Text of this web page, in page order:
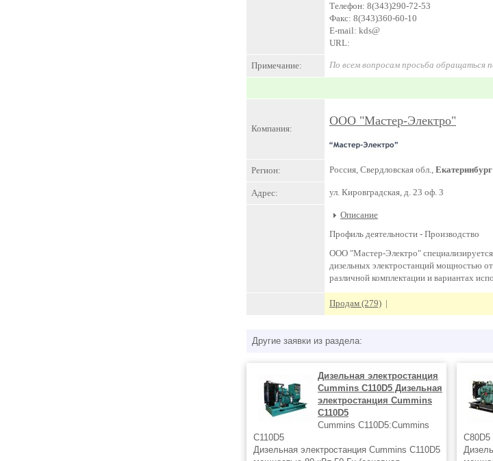
Телефон: 8(343)290-72-53
Факс: 8(343)360-60-10
E-mail: kds@
URL:
Примечание: По всем вопросам просьба обращаться
Компания:
ООО "Мастер-Электро"
Регион: Россия, Свердловская обл., Екатеринбург
Адрес: ул. Кировградская, д. 23 оф. 3
Описание
Профиль деятельности - Производство
ООО "Мастер-Электро" специализируется
дизельных электростанций мощностью
различной комплектации и вариантах
Продам (279) |
Другие заявки из раздела:
Дизельная электростанция
Cummins C110D5 Дизельная
электростанция Cummins
C110D5
Cummins C110D5:Cummins
C110D5
Дизельная электростанция Cummins C110D5
C80D5